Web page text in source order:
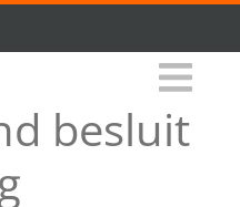
besluit